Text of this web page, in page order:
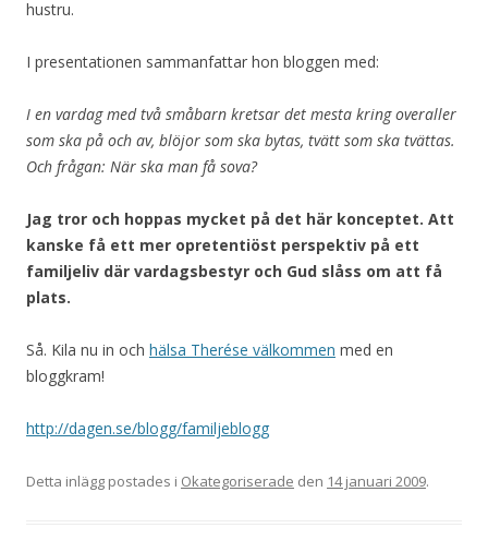
hustru.
I presentationen sammanfattar hon bloggen med:
I en vardag med två småbarn kretsar det mesta kring overaller
som ska på och av, blöjor som ska bytas, tvätt som ska tvättas.
Och frågan: När ska man få sova?
Jag tror och hoppas mycket på det här konceptet. Att
kanske få ett mer opretentiöst perspektiv på ett
familjeliv där vardagsbestyr och Gud slåss om att få
plats.
Så. Kila nu in och hälsa Therése välkommen med en
bloggkram!
http://dagen.se/blogg/familjeblogg
Detta inlägg postades i Okategoriserade den 14 januari 2009.